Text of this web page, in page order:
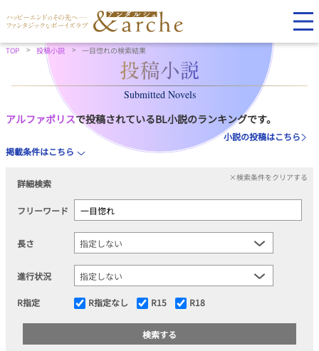
TOP 投稿小説 一目惚れの検索結果
Submitted Novels
アルファポリスで投稿されているBL小説のランキングです。
小説の投稿はこちら
掲載条件はこちら
詳細検索
×検索条件をクリアする
フリーワード
長さ
進行状況
R指定 R指定なし R15 R18